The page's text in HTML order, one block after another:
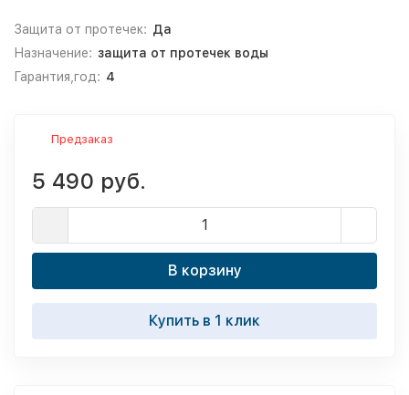
Защита от протечек: Да
Назначение: защита от протечек воды
Гарантия,год: 4
Предзаказ
5 490 руб.
В корзину
Купить в 1 клик